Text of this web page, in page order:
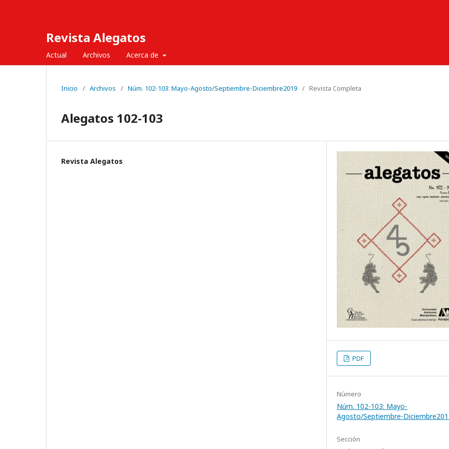
Revista Alegatos
Actual Archivos Acerca de
Inicio / Archivos / Núm. 102-103: Mayo-Agosto/Septiembre-Diciembre2019 / Revista Completa
Alegatos 102-103
Revista Alegatos
PDF
Número
Núm. 102-103: Mayo-
Agosto/Septiembre-
Sección